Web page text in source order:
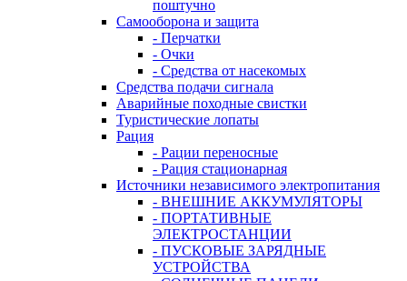
поштучно
Самооборона и защита
- Перчатки
- Очки
- Средства от насекомых
Средства подачи сигнала
Аварийные походные свистки
Туристические лопаты
Рация
- Рации переносные
- Рация стационарная
Источники независимого электропитания
- ВНЕШНИЕ АККУМУЛЯТОРЫ
- ПОРТАТИВНЫЕ
ЭЛЕКТРОСТАНЦИИ
- ПУСКОВЫЕ ЗАРЯДНЫЕ
УСТРОЙСТВА